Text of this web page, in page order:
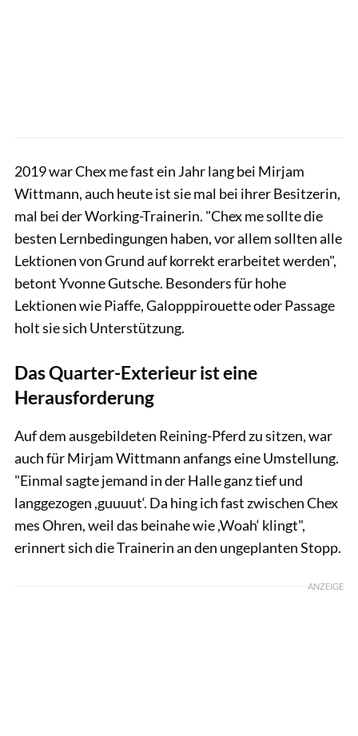
2019 war Chex me fast ein Jahr lang bei Mirjam
Wittmann, auch heute ist sie mal bei ihrer Besitzerin,
mal bei der Working-Trainerin. "Chex me sollte die
besten Lernbedingungen haben, vor allem sollten alle
Lektionen von Grund auf korrekt erarbeitet werden",
betont Yvonne Gutsche. Besonders für hohe
Lektionen wie Piaffe, Galopppirouette oder Passage
holt sie sich Unterstützung.
Das Quarter-Exterieur ist eine
Herausforderung
Auf dem ausgebildeten Reining-Pferd zu sitzen, war
auch für Mirjam Wittmann anfangs eine Umstellung.
"Einmal sagte jemand in der Halle ganz tief und
langgezogen ,guuuut‘. Da hing ich fast zwischen Chex
mes Ohren, weil das beinahe wie ,Woah‘ klingt",
erinnert sich die Trainerin an den ungeplanten Stopp.
ANZEIGE